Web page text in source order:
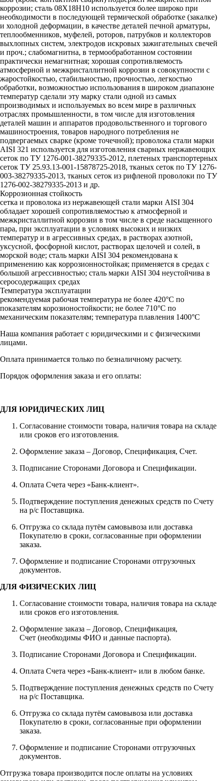
коррозии; сталь 08Х18Н10 используется более широко при
необходимости в последующей термической обработке (закалке)
и холодной деформации, в качестве деталей печной арматуры,
теплообменников, муфелей, роторов, патрубков и коллекторов
выхлопных систем, электродов искровых зажигательных свечей
и проч.; слабомагнитна, в термообработанном состоянии
практически немагнитная; хорошая сопротивляемость
атмосферной и межкристаллитной коррозии в совокупности с
жаростойкостью, стабильностью, прочностью, легкостью
обработки, возможностью использования в широком диапазоне
температур сделали эту марку стали одной из самых
производимых и используемых во всем мире в различных
отраслях промышленности, в том числе для изготовления
деталей машин и аппаратов продовольственного и торгового
машиностроения, товаров народного потребления не
подвергаемых сварке (кроме точечной); проволока стали марки
AISI 321 используется для изготовления сварных нержавеющих
сеток по ТУ 1276-001-38279335-2012, плетеных транспортерных
сеток ТУ 25.93.13-001-15878725-2018, тканых сеток по ТУ 1276-
003-38279335-2013, тканых сеток из рифленой проволоки по ТУ
1276-002-38279335-2013 и др.
Коррозионная стойкость
сетка и проволока из нержавеющей стали марки AISI 304
обладает хорошей сопротивляемостью к атмосферной и
межкристаллитной коррозии в том числе в среде насыщенного
пара, при эксплуатации в условиях высоких и низких
температур и в агрессивных средах, в растворах азотной,
уксусной, фосфорной кислот, растворах щелочей и солей, в
морской воде; сталь марки AISI 304 рекомендована к
применению как коррозионностойкая; применяется в средах с
большой агрессивностью; сталь марки AISI 304 неустойчива в
серосодержащих средах
Температура эксплуатации
рекомендуемая рабочая температура не более 420°С по
показателям корозионостойкости; не более 710°С по
механическим показателям; температура плавления 1400°С
Наша компания работает с юридическими и с физическими
лицами.
Оплата принимается только по безналичному расчету.
Порядок оформления заказа и его оплаты:
ДЛЯ ЮРИДИЧЕСКИХ ЛИЦ
Согласование стоимости товара, наличия товара на складе
или сроков его изготовления.
Оформление заказа – Договор, Спецификация, Счет.
Подписание Сторонами Договора и Спецификации.
Оплата Счета через «Банк-клиент».
Подтверждение поступления денежных средств по Счету
на р/с Поставщика.
Отгрузка со склада путём самовывоза или доставка
Покупателю в сроки, согласованные при оформлении
заказа.
Оформление и подписание Сторонами отгрузочных
документов.
ДЛЯ ФИЗИЧЕСКИХ ЛИЦ
Согласование стоимости товара, наличия товара на складе
или сроков его изготовления.
Оформление заказа – Договор, Спецификация,
Счет (необходимы ФИО и данные паспорта).
Подписание Сторонами Договора и Спецификации.
Оплата Счета через «Банк-клиент» или в любом банке.
Подтверждение поступления денежных средств по Счету
на р/с Поставщика.
Отгрузка со склада путём самовывоза или доставка
Покупателю в сроки, согласованные при оформлении
заказа.
Оформление и подписание Сторонами отгрузочных
документов.
Отгрузка товара производится после оплаты на условиях